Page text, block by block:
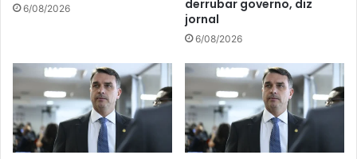
6/08/2026
derrubar governo, diz
jornal
6/08/2026